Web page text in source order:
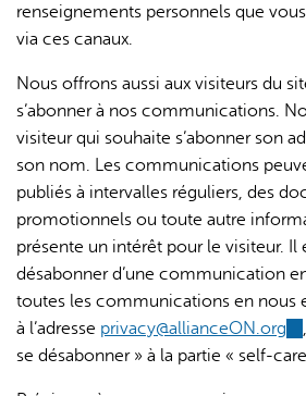
renseignements personnels que
via ces canaux.
Nous offrons aussi aux visiteurs du
s’abonner à nos communications.
visiteur qui souhaite s’abonner son
son nom. Les communications
publiés à intervalles réguliers, des
promotionnels ou toute autre
présente un intérêt pour le visiteur. Il
désabonner d’une communication
toutes les communications en nous
à l’adresse privacy@allianceON.org
se désabonner » à la partie « self-